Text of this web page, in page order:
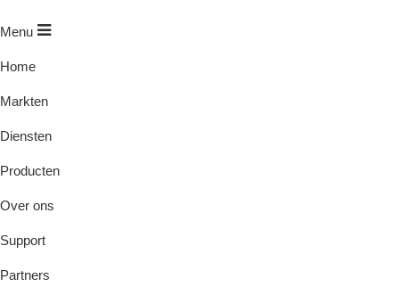
Menu
Home
Markten
Diensten
Producten
Over ons
Support
Partners